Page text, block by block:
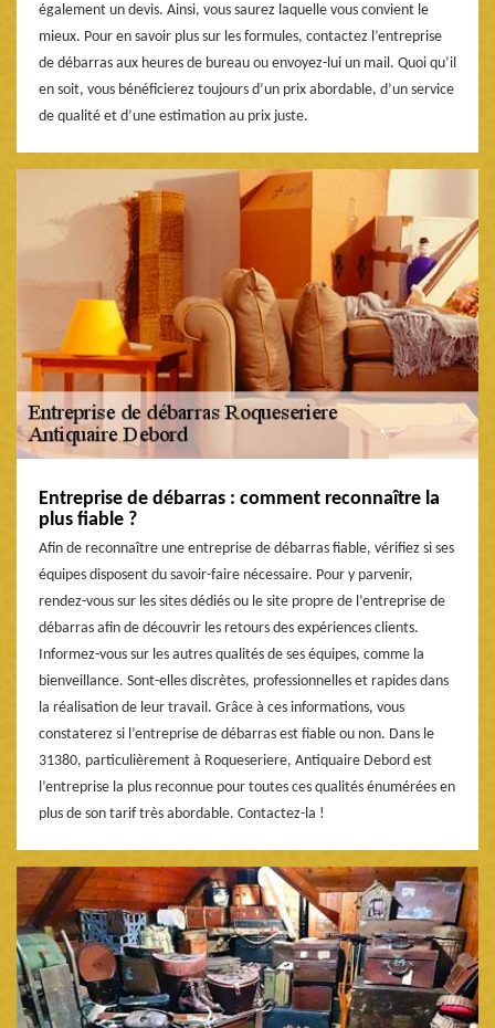
également un devis. Ainsi, vous saurez laquelle vous convient le
mieux. Pour en savoir plus sur les formules, contactez l’entreprise
de débarras aux heures de bureau ou envoyez-lui un mail. Quoi qu’il
en soit, vous bénéficierez toujours d’un prix abordable, d’un service
de qualité et d’une estimation au prix juste.
Entreprise de débarras : comment reconnaître la
plus fiable ?
Afin de reconnaître une entreprise de débarras fiable, vérifiez si ses
équipes disposent du savoir-faire nécessaire. Pour y parvenir,
rendez-vous sur les sites dédiés ou le site propre de l’entreprise de
débarras afin de découvrir les retours des expériences clients.
Informez-vous sur les autres qualités de ses équipes, comme la
bienveillance. Sont-elles discrètes, professionnelles et rapides dans
la réalisation de leur travail. Grâce à ces informations, vous
constaterez si l’entreprise de débarras est fiable ou non. Dans le
31380, particulièrement à Roqueseriere, Antiquaire Debord est
l’entreprise la plus reconnue pour toutes ces qualités énumérées en
plus de son tarif très abordable. Contactez-la !